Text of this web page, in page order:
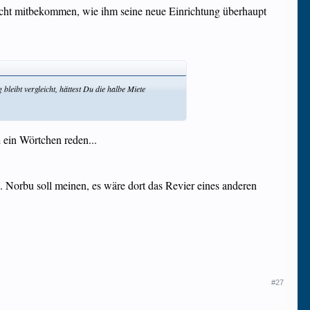
mitbekommen, wie ihm seine neue Einrichtung überhaupt
vergleicht, hättest Du die halbe Miete
Wörtchen reden...
soll meinen, es wäre dort das Revier eines anderen
#27